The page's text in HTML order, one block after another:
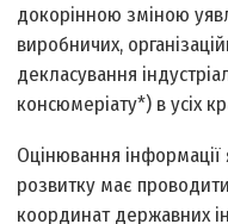
докорінною зміною
виробничих,
декласування
консюмеріату*) в усіх
Оцінювання
розвитку має
координат державних